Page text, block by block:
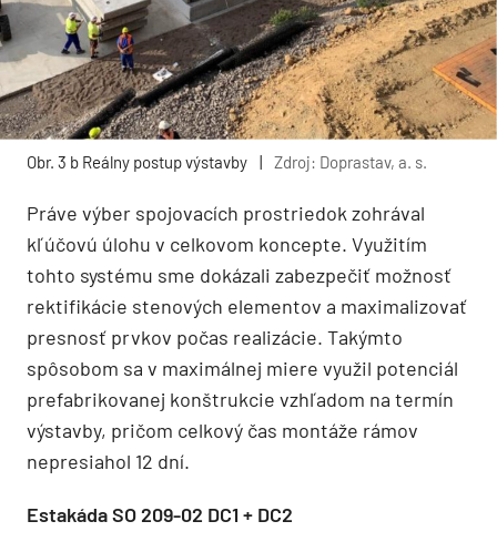
Obr. 3 b Reálny postup výstavby | Zdroj: Doprastav, a. s.
Práve výber spojovacích prostriedok zohrával
kľúčovú úlohu v celkovom koncepte. Využitím
tohto systému sme dokázali zabezpečiť možnosť
rektifikácie stenových elementov a maximalizovať
presnosť prvkov počas realizácie. Takýmto
spôsobom sa v maximálnej miere využil potenciál
prefabrikovanej konštrukcie vzhľadom na termín
výstavby, pričom celkový čas montáže rámov
nepresiahol 12 dní.
Estakáda SO 209-02 DC1 + DC2